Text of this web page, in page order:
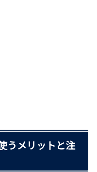
うメリットと注